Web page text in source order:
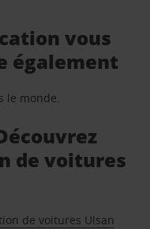
vous
également
le monde.
de voitures
de voitures Ulsan